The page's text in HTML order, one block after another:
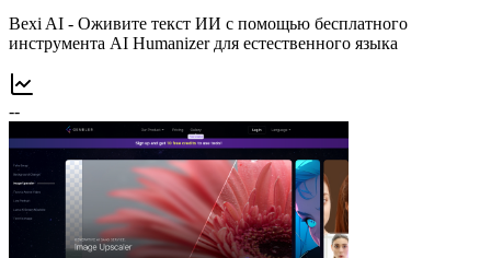
Bexi AI - Оживите текст ИИ с помощью бесплатного
инструмента AI Humanizer для естественного языка
--